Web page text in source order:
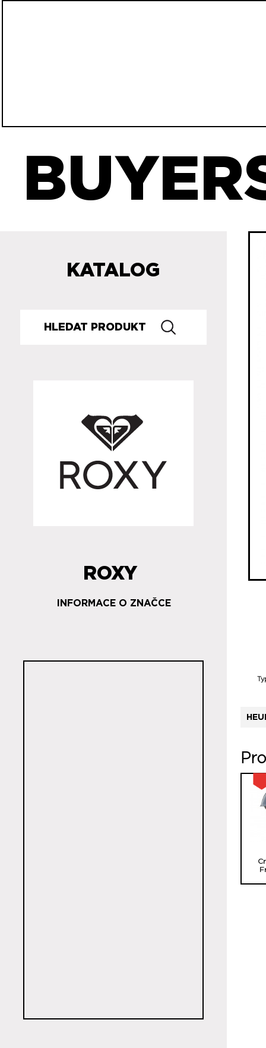
KATALOG
ROXY
INFORMACE O ZNAČCE